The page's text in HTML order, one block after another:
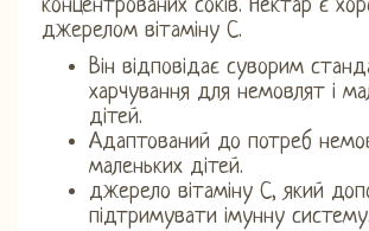
концентрованих соків. Нектар є
джерелом вітаміну С.
Він відповідає суворим
харчування для немовлят і
дітей.
Адаптований до потреб
маленьких дітей.
джерело вітаміну С, який
підтримувати імунну систему.